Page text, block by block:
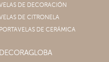
VELAS DE DECORACIÓN
VELAS DE CITRONELA
PORTAVELAS DE CERÁMICA
DECORAGLOBA